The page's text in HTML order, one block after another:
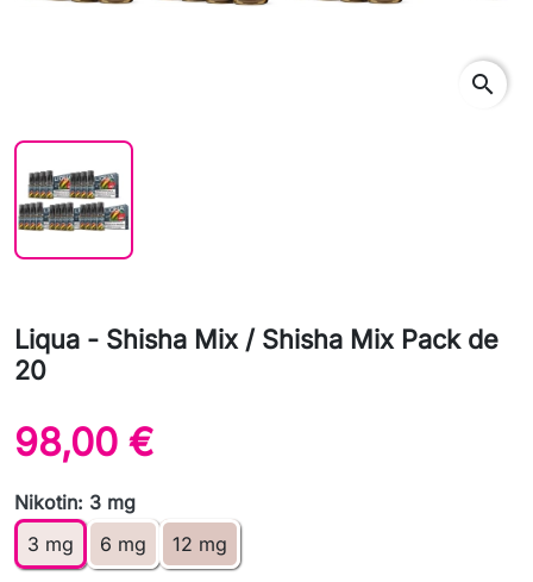
search
Liqua - Shisha Mix / Shisha Mix Pack de
20
98,00 €
Nikotin: 3 mg
3 mg
6 mg 12 mg